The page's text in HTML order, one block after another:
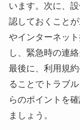
います。次に、
認しておくこと
やインターネッ
し、緊急時の連
最後に、利用規
ることでトラブ
らのポイントを
ましょう。